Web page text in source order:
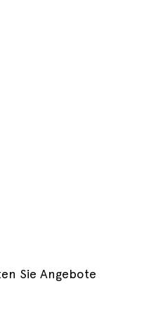
Sie Angebote